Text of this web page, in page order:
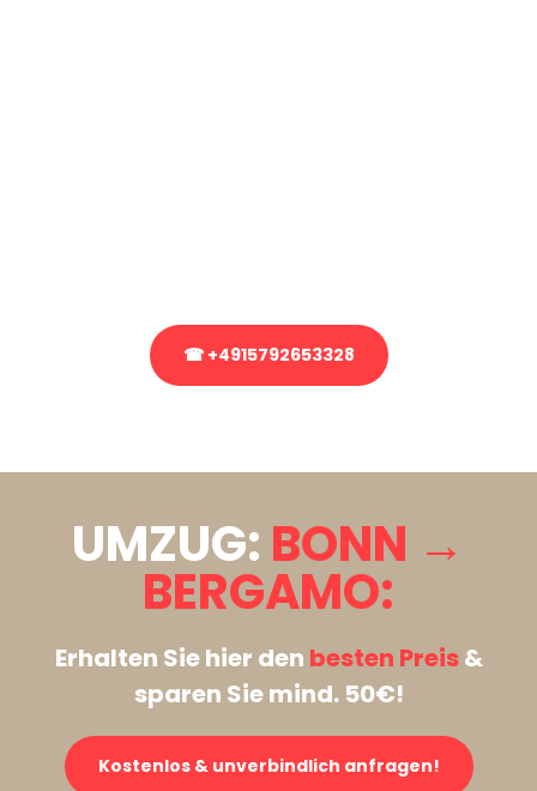
☎ +4915792653328
UMZUG: BONN →
BERGAMO:
Erhalten Sie hier den besten Preis&
sparen Sie mind. 50€!
Kostenlos & unverbindlich anfragen!